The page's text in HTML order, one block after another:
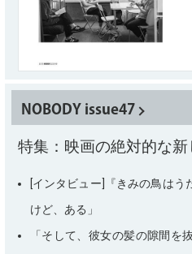
NOBODY issue47
特集：映画の絶対的な
[インタビュー]『きみの鳥は
けど、ある」
「そして、彼女の髪の隙間を